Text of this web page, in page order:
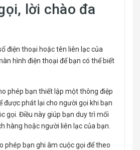
lời chào đa
điện thoại hoặc tên liên lạc của
hình điện thoại để bạn có thể biết
phép bạn thiết lập một thông điệp
được phát lại cho người gọi khi bạn
gọi. Điều này giúp bạn duy trì mối
hàng hoặc người liên lạc của bạn.
phép bạn ghi âm cuộc gọi để theo